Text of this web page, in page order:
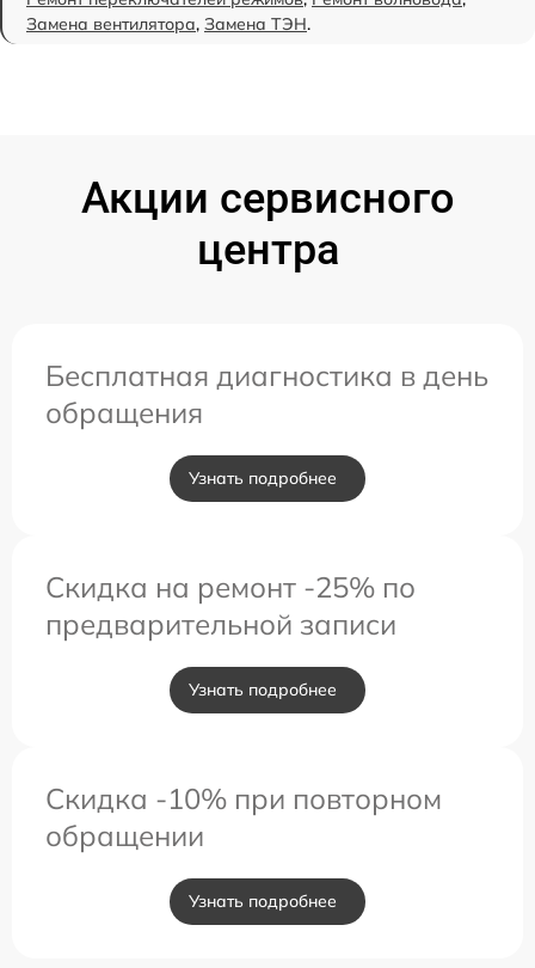
Замена вентилятора, Замена ТЭН.
Акции сервисного
центра
Бесплатная диагностика в день
обращения
Узнать подробнее
Скидка на ремонт -25% по
предварительной записи
Узнать подробнее
Скидка -10% при повторном
обращении
Узнать подробнее